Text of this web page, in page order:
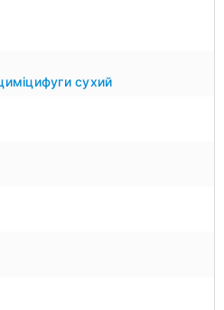
сухий